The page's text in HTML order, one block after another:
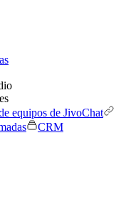
equipos de JivoChat
CRM